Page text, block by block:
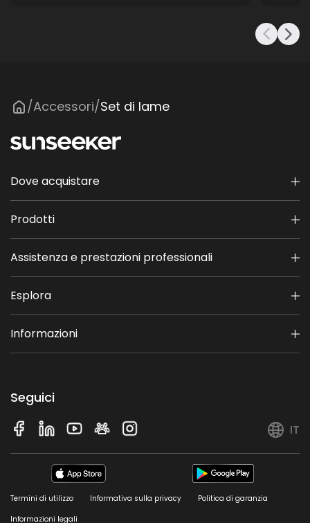
/Accessori/Set di lame
Dove acquistare
Prodotti
Assistenza e prestazioni professionali
Esplora
Informazioni
Seguici
IT
Termini di utilizzo Informativa sulla privacy
Politica di garanzia
Informazioni legali